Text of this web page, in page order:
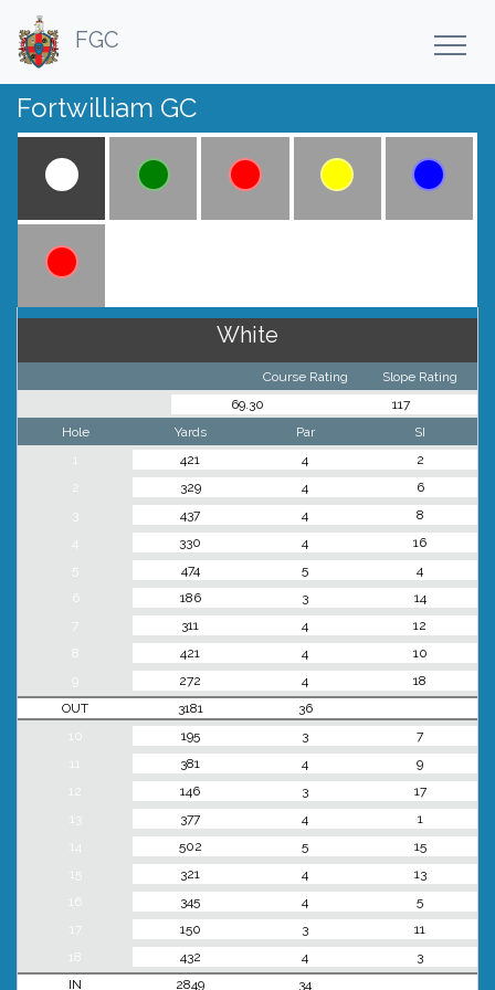
FGC
Fortwilliam GC
White
Course Rating
Slope Rating
69.30
117
Hole
Yards Par
SI
421 4
2
329 4
6
437 4
8
330 4
16
474 5
4
186 3
14
311 4
12
8
421 4
10
272 4
18
OUT
3181
36
195 3
7
381 4
9
146 3
17
377 4
1
502 5
15
321 4
13
345 4
5
150 3
11
18
432 4
3
IN
2849 34